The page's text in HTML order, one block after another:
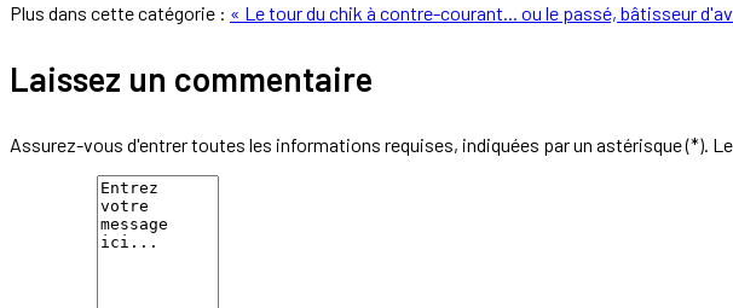
Plus dans cette catégorie : « Le tour du chik à contre-courant... ou le passé, bâtisseur
Laissez un commentaire
Assurez-vous d'entrer toutes les informations requises, indiquées par un astérisque (*).